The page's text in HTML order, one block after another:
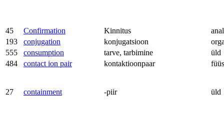
45 Confirmation Kinnitus
193
conjugation konjugatsioon
555
consumption tarve, tarbimine
üld
484
contact ion pair kontaktioonpaar
27 containment -piir üld